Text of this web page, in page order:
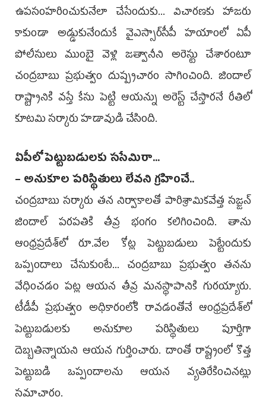
ఉపసంహరించుకునేలా చేసేందుకు... విచారణకు హాజరు
కాకుండా అడ్డుకునేందుకే వైఎస్సార్‌సీపీ హయాంలో ఏపీ
పోలీసులు ముంబై వెళ్లి జత్వానీని అరెస్టు చేశారంటూ
చంద్రబాబు ప్రభుత్వం దుష్ప్రచారం సాగించింది. జిందాల్‌
రాష్ట్రానికి వస్తే కేసు పెట్టి ఆయన్ను అరెస్ట్‌ చేస్తారనే రీతిలో
కూటమి సర్కారు హడావుడి చేసింది.
ఏపీలో పెట్టుబడులకు ససేమిరా...
– అనుకూల పరిస్థితులు లేవని గ్రహించే..
చంద్రబాబు సర్కారు తన నిర్వాకాలతో పారిశ్రామికవేత్త సజ్జన్‌
జిందాల్‌ పరపతికి తీవ్ర భంగం కలిగించింది. తాను
ఆంధ్రప్రదేశ్‌లో రూ.వేల కోట్ల పెట్టుబడులు పెట్టేందుకు
ఒప్పందాలు చేసుకుంటే... చంద్రబాబు ప్రభుత్వం తనను
వేధించడం పట్ల ఆయన తీవ్ర మనస్థాపానికి గురయ్యారు.
టీడీపీ ప్రభుత్వం అధికారంలోకి రావడంతోనే ఆంధ్రప్రదేశ్‌లో
పెట్టుబడులకు అనుకూల పరిస్థితులు పూర్తిగా
దెబ్బతిన్నాయని ఆయన గుర్తించారు. దాంతో రాష్ట్రంలో కొత్త
పెట్టుబడి ఒప్పందాలను ఆయన వ్యతిరేకించినట్లు
సమాచారం.